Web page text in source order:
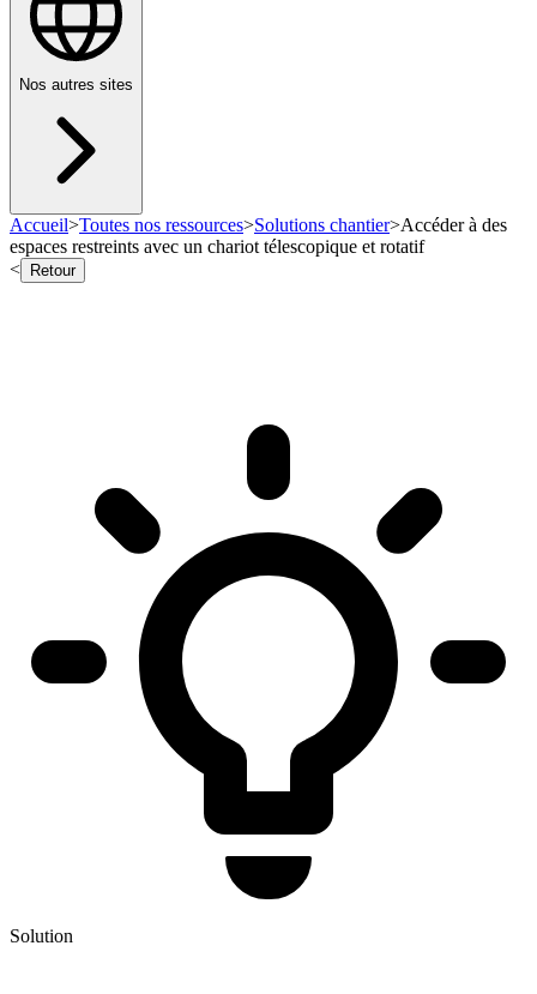
Nos autres sites
Accueil>Toutes nos ressources>Solutions chantier>Accéder à des
espaces restreints avec un chariot télescopique et rotatif
<
Retour
Solution